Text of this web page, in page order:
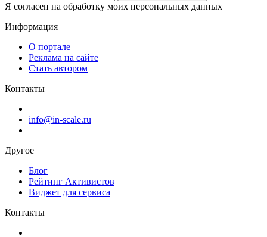
Я согласен на обработку моих персональных данных
Информация
О портале
Реклама на сайте
Стать автором
Контакты
info@in-scale.ru
Другое
Блог
Рейтинг Активистов
Виджет для сервиса
Контакты